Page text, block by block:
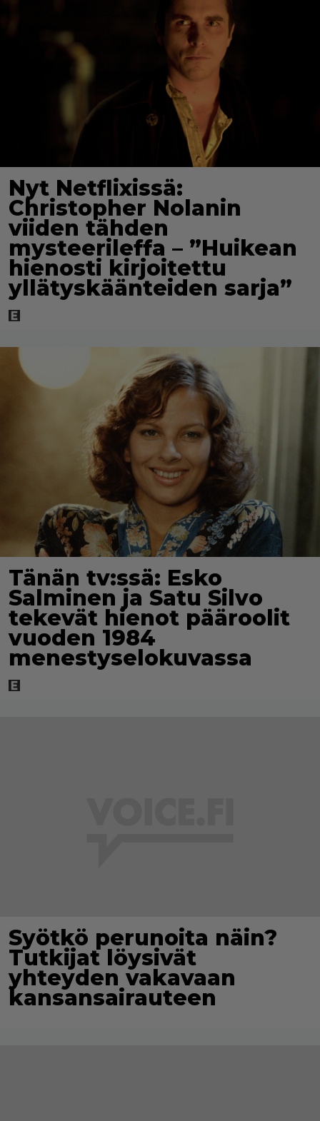
Nyt Netflixissä:
Christopher Nolanin
viiden tähden
mysteerileffa – ”Huikean
hienosti kirjoitettu
yllätyskäänteiden sarja”
Tänän tv:ssä: Esko
Salminen ja Satu Silvo
tekevät hienot pääroolit
vuoden 1984
menestyselokuvassa
Syötkö perunoita näin?
Tutkijat löysivät
yhteyden vakavaan
kansansairauteen